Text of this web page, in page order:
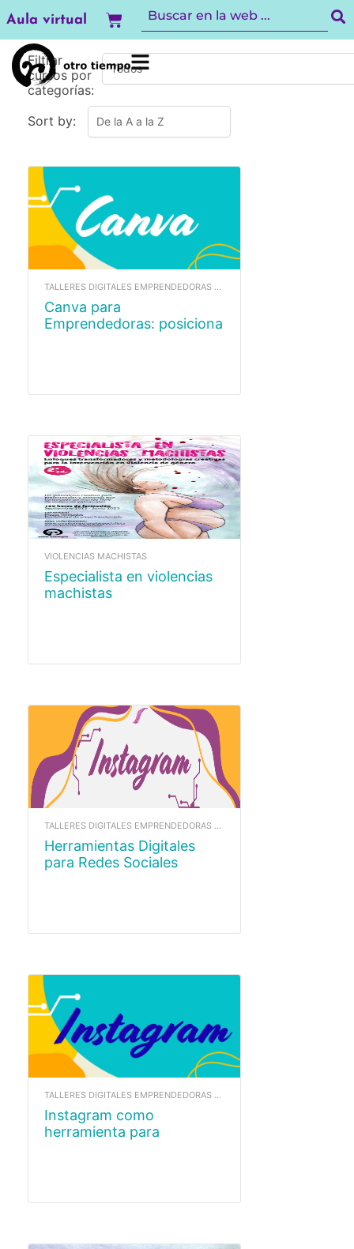
al
contenido
Aula virtual Carrito
Filtrar
cursos por
categorías:
Sort by:
TALLERES DIGITALES EMPRENDEDORAS 2025
Canva para
Emprendedoras: posiciona
VIOLENCIAS MACHISTAS
Especialista en violencias
machistas
TALLERES DIGITALES EMPRENDEDORAS 2025
Herramientas Digitales
para Redes Sociales
TALLERES DIGITALES EMPRENDEDORAS 2025
Instagram como
herramienta para